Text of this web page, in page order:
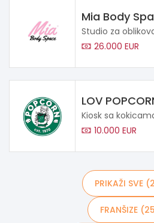
Mia Body
Studio za
26.000 EUR
LOV
Kiosk sa
10.000 EUR
PRIKAŽI SVE
FRANŠIZE